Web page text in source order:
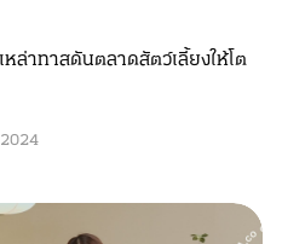
ล่าทาสดันตลาดสัตว์เลี้ยงให้โต